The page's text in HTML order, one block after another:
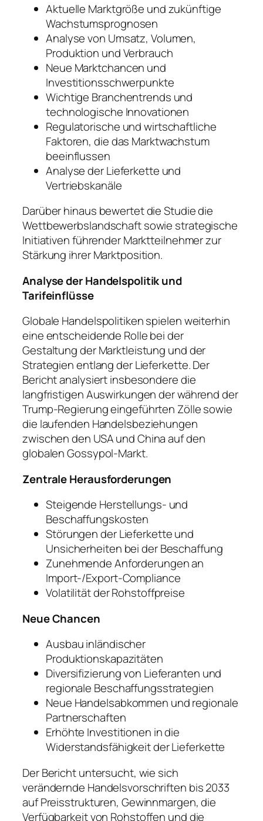
Aktuelle Marktgröße und zukünftige
Wachstumsprognosen
Analyse von Umsatz, Volumen,
Produktion und Verbrauch
Neue Marktchancen und
Investitionsschwerpunkte
Wichtige Branchentrends und
technologische Innovationen
Regulatorische und wirtschaftliche
Faktoren, die das Marktwachstum
beeinflussen
Analyse der Lieferkette und
Vertriebskanäle
Darüber hinaus bewertet die Studie die
Wettbewerbslandschaft sowie strategische
Initiativen führender Marktteilnehmer zur
Stärkung ihrer Marktposition.
Analyse der Handelspolitik und
Tarifeinflüsse
Globale Handelspolitiken spielen weiterhin
eine entscheidende Rolle bei der
Gestaltung der Marktleistung und der
Strategien entlang der Lieferkette. Der
Bericht analysiert insbesondere die
langfristigen Auswirkungen der während der
Trump-Regierung eingeführten Zölle sowie
die laufenden Handelsbeziehungen
zwischen den USA und China auf den
globalen Gossypol-Markt.
Zentrale Herausforderungen
Steigende Herstellungs- und
Beschaffungskosten
Störungen der Lieferkette und
Unsicherheiten bei der Beschaffung
Zunehmende Anforderungen an
Import-/Export-Compliance
Volatilität der Rohstoffpreise
Neue Chancen
Ausbau inländischer
Produktionskapazitäten
Diversifizierung von Lieferanten und
regionale Beschaffungsstrategien
Neue Handelsabkommen und regionale
Partnerschaften
Erhöhte Investitionen in die
Widerstandsfähigkeit der Lieferkette
Der Bericht untersucht, wie sich
verändernde Handelsvorschriften bis 2033
auf Preisstrukturen, Gewinnmargen, die
Verfügbarkeit von Rohstoffen und die